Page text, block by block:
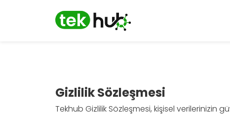
Gizlilik Sözleşmesi
Tekhub Gizlilik Sözleşmesi, kişisel verilerinizin